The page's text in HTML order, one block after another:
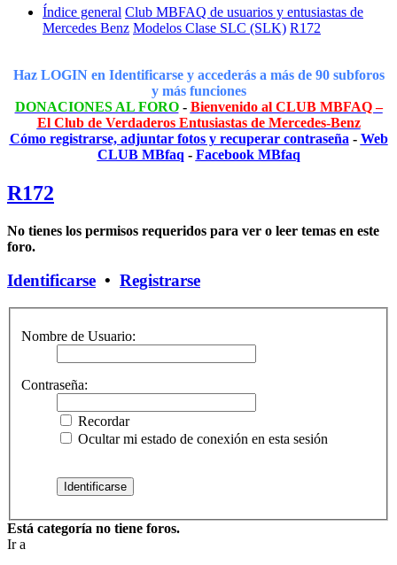
Índice general Club MBFAQ de usuarios y entusiastas de
Mercedes Benz Modelos Clase SLC (SLK) R172
Haz LOGIN en Identificarse y accederás a más de 90 subforos
y más funciones
DONACIONES AL FORO- Bienvenido al CLUB MBFAQ –
El Club de Verdaderos Entusiastas de Mercedes-Benz
Cómo registrarse, adjuntar fotos y recuperar contraseña - Web
CLUB MBfaq - Facebook MBfaq
R172
No tienes los permisos requeridos para ver o leer temas en este
foro.
Identificarse • Registrarse
Nombre de Usuario:
Contraseña:
Recordar
Ocultar mi estado de conexión en esta sesión
Está categoría no tiene foros.
Ir a